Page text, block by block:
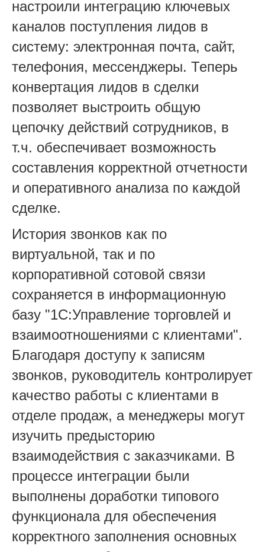
настроили интеграцию ключевых
каналов поступления лидов в
систему: электронная почта, сайт,
телефония, мессенджеры. Теперь
конвертация лидов в сделки
позволяет выстроить общую
цепочку действий сотрудников, в
т.ч. обеспечивает возможность
составления корректной отчетности
и оперативного анализа по каждой
сделке.
История звонков как по
виртуальной, так и по
корпоративной сотовой связи
сохраняется в информационную
базу "1С:Управление торговлей и
взаимоотношениями с клиентами".
Благодаря доступу к записям
звонков, руководитель контролирует
качество работы с клиентами в
отделе продаж, а менеджеры могут
изучить предысторию
взаимодействия с заказчиками. В
процессе интеграции были
выполнены доработки типового
функционала для обеспечения
корректного заполнения основных